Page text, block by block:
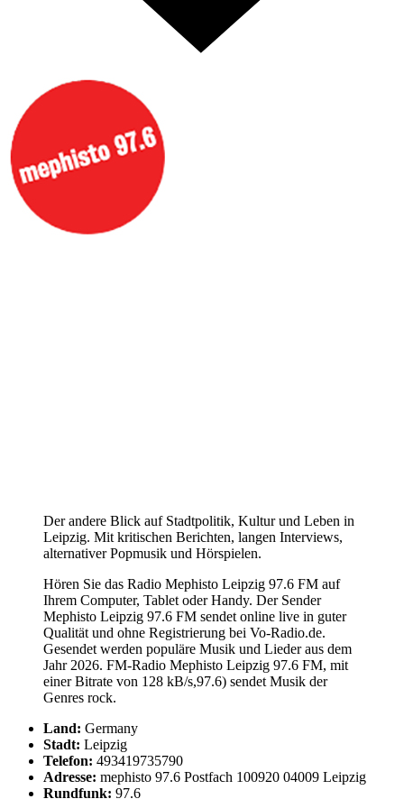
Der andere Blick auf Stadtpolitik, Kultur und Leben in
Leipzig. Mit kritischen Berichten, langen Interviews,
alternativer Popmusik und Hörspielen.
Hören Sie das Radio Mephisto Leipzig 97.6 FM auf
Ihrem Computer, Tablet oder Handy. Der Sender
Mephisto Leipzig 97.6 FM sendet online live in guter
Qualität und ohne Registrierung bei Vo-Radio.de.
Gesendet werden populäre Musik und Lieder aus dem
Jahr 2026. FM-Radio Mephisto Leipzig 97.6 FM, mit
einer Bitrate von 128 kB/s,97.6) sendet Musik der
Genres rock.
Land: Germany
Stadt: Leipzig
Telefon: 493419735790
Adresse: mephisto 97.6 Postfach 100920 04009 Leipzig
Rundfunk: 97.6